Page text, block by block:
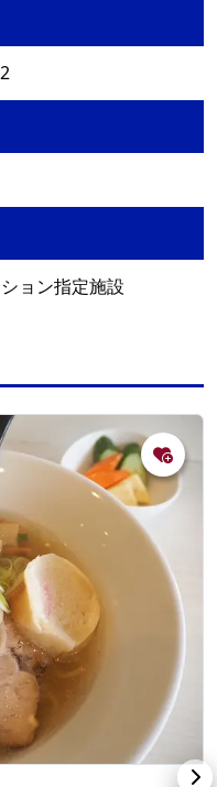
ョン指定施設